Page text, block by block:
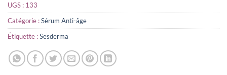
UGS : 133
Catégorie :Sérum Anti-âge
Étiquette :Sesderma